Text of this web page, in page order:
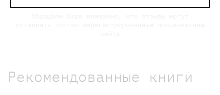
Рекомендованные книги